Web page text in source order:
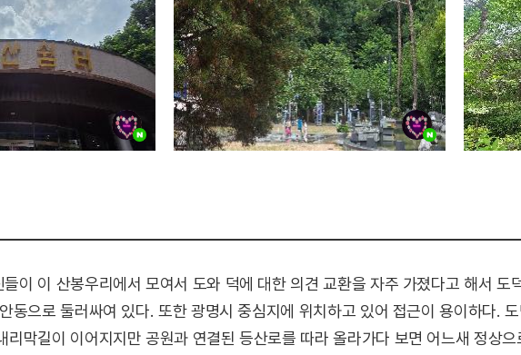
이 이 산봉우리에서 모여서 도와 덕에 대한 의견 교환을 자주 가졌다고 해서 도
동으로 둘러싸여 있다. 또한 광명시 중심지에 위치하고 있어 접근이 용이하다.
리막길이 이어지지만 공원과 연결된 등산로를 따라 올라가다 보면 어느새 정상